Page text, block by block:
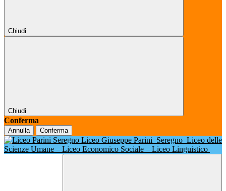
Chiudi
Chiudi
Conferma
Annulla Conferma
Liceo Giuseppe Parini Seregno Liceo delle
Scienze Umane – Liceo Economico Sociale – Liceo Linguistico